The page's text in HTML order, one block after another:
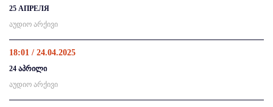
25 АПРЕЛЯ
აუდიო არქივი
18:01 / 24.04.2025
24 აპრილი
აუდიო არქივი